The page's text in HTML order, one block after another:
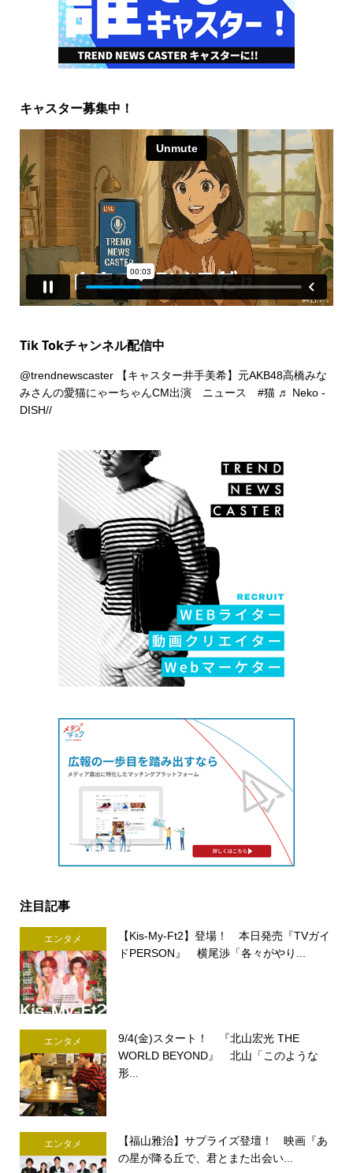
キャスター募集中！
Tik Tokチャンネル配信中
@trendnewscaster【キャスター井手美希】元AKB48高橋みな
みさんの愛猫にゃーちゃんCM出演 ニュース #猫 ♬ Neko -
DISH//
注目記事
エンタメ
【Kis-My-Ft2】登場！ 本日発売『TVガイ
ドPERSON』 横尾渉「各々がやり...
エンタメ
9/4(金)スタート！ 『北山宏光 THE
WORLD BEYOND』 北山「このような
形...
エンタメ
【福山雅治】サプライズ登壇！ 映画『あ
の星が降る丘で、君とまた出会い...